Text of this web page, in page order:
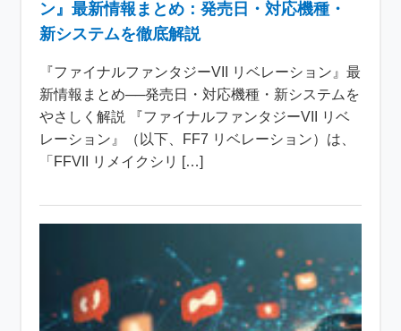
ン』最新情報まとめ：発売日・対応機種・
新システムを徹底解説
『ファイナルファンタジーVII リベレーション』最
新情報まとめ──発売日・対応機種・新システムを
やさしく解説 『ファイナルファンタジーVII リベ
レーション』（以下、FF7 リベレーション）は、
「FFVII リメイクシリ […]